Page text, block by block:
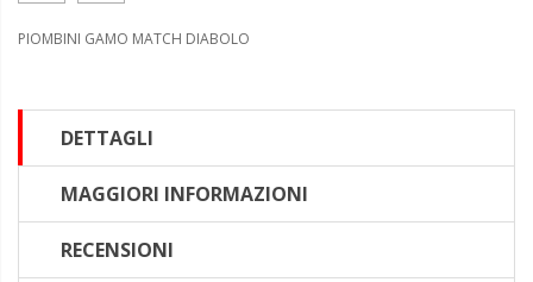
PIOMBINI GAMO MATCH DIABOLO
DETTAGLI
MAGGIORI INFORMAZIONI
RECENSIONI